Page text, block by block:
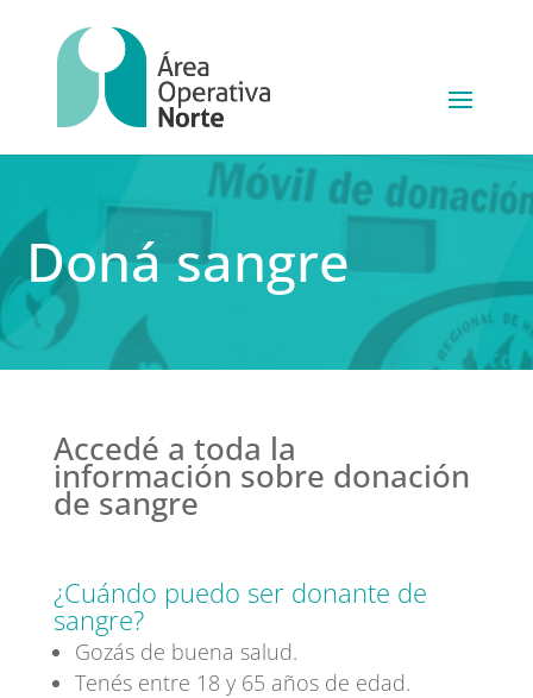
Doná sangre
Accedé a toda la
información sobre donación
de sangre
¿Cuándo puedo ser donante de
sangre?
Gozás de buena salud.
Tenés entre 18 y 65 años de edad.